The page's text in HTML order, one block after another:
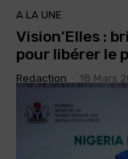
A LA UNE
Vision’Elles :
pour libérer le
Redaction 18 Mars